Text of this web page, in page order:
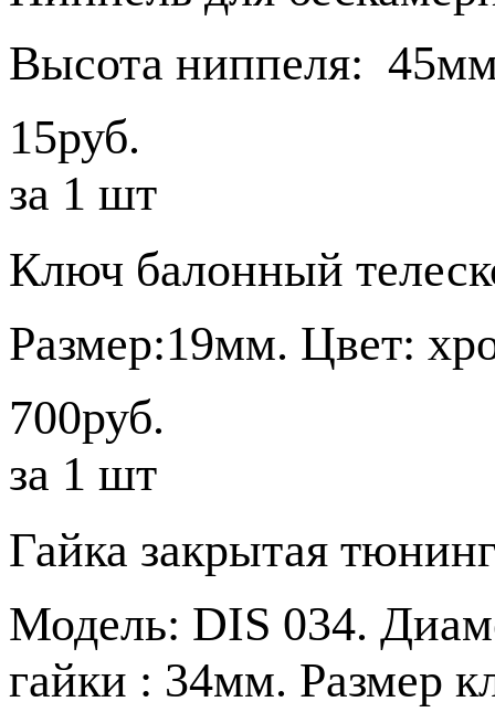
Высота ниппеля:
15руб.
за 1 шт
Ключ балонный
Размер:19мм. Цвет:
700руб.
за 1 шт
Гайка закрытая
Модель: DIS 034.
гайки : 34мм. Размер